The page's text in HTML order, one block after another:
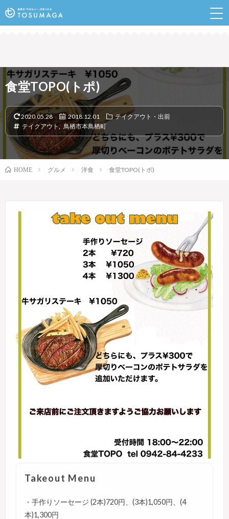
食堂TOPO(トポ)
2020.05.28 2018.12.01
テイクアウト・出前
テイクアウト,鳥栖市本鳥栖町
HOME グルメ 洋食 食堂TOPO(トポ)
Takeout Menu
・手作りソーセージ (2本)720円、(3本)1,050円、(4
本)1,300円